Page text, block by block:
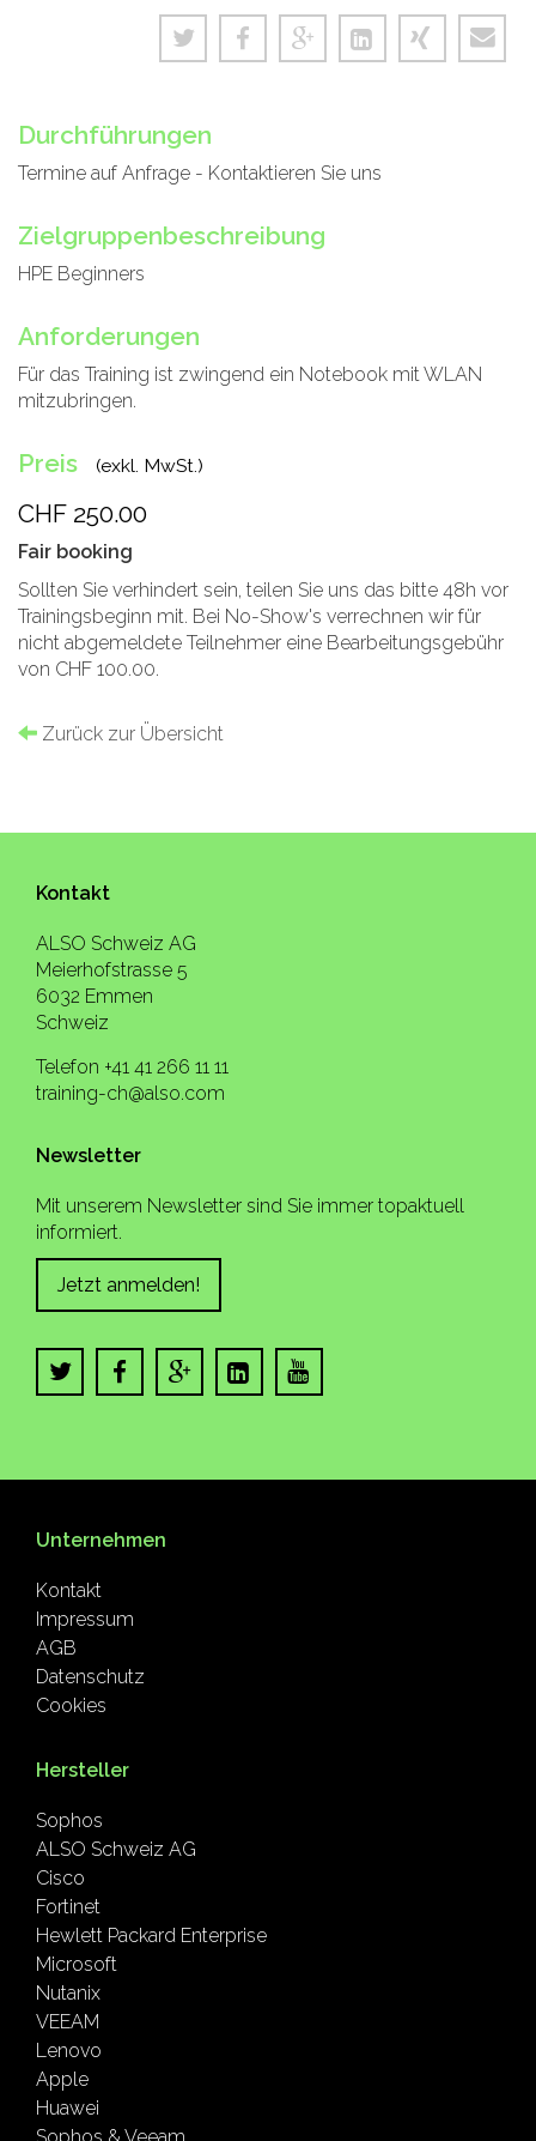
Durchführungen
Termine auf Anfrage - Kontaktieren Sie uns
Zielgruppenbeschreibung
HPE Beginners
Anforderungen
Für das Training ist zwingend ein Notebook mit WLAN
mitzubringen.
Preis (exkl. MwSt.)
CHF 250.00
Fair booking
Sollten Sie verhindert sein, teilen Sie uns das bitte 48h vor
Trainingsbeginn mit. Bei No-Show's verrechnen wir für
nicht abgemeldete Teilnehmer eine Bearbeitungsgebühr
von CHF 100.00.
Zurück zur Übersicht
Kontakt
ALSO Schweiz AG
Meierhofstrasse 5
6032 Emmen
Schweiz
Telefon +41 41 266 11 11
training-ch@also.com
Newsletter
Mit unserem Newsletter sind Sie immer topaktuell
informiert.
Jetzt anmelden!
Unternehmen
Kontakt
Impressum
AGB
Datenschutz
Cookies
Hersteller
Sophos
ALSO Schweiz AG
Cisco
Fortinet
Hewlett Packard Enterprise
Microsoft
Nutanix
VEEAM
Lenovo
Apple
Huawei